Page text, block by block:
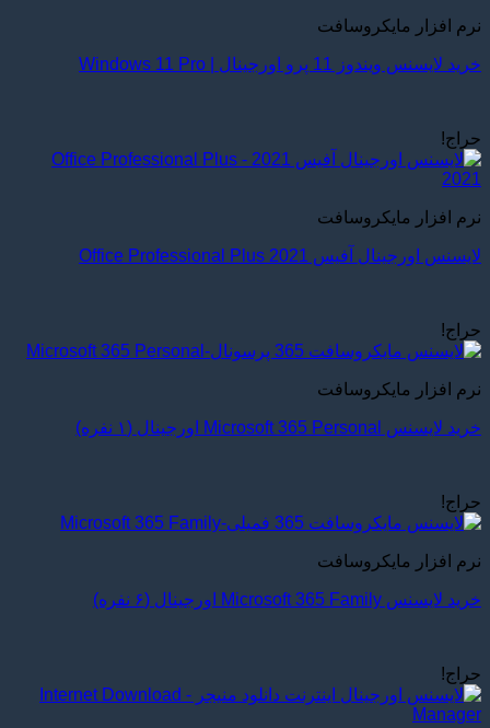
نرم افزار مایکروسافت
خرید لایسنس ویندوز 11 پرو اورجینال | Windows 11 Pro
حراج!
نرم افزار مایکروسافت
لایسنس اورجینال آفیس Office Professional Plus 2021
حراج!
نرم افزار مایکروسافت
خرید لایسنس Microsoft 365 Personal اورجینال (۱ نفره)
حراج!
نرم افزار مایکروسافت
خرید لایسنس Microsoft 365 Family اورجینال (۶ نفره)
حراج!